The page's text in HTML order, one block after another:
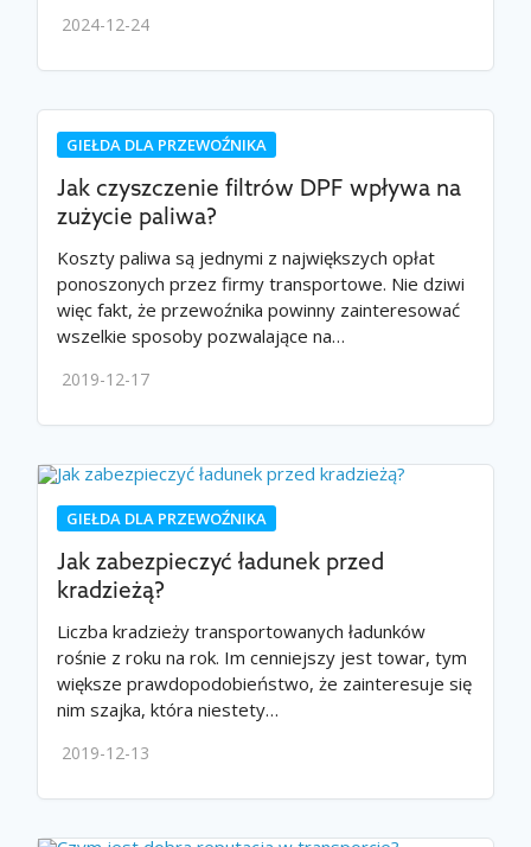
2024-12-24
GIEŁDA DLA PRZEWOŹNIKA
Jak czyszczenie filtrów DPF wpływa na
zużycie paliwa?
Koszty paliwa są jednymi z największych opłat
ponoszonych przez firmy transportowe. Nie dziwi
więc fakt, że przewoźnika powinny zainteresować
wszelkie sposoby pozwalające na…
2019-12-17
GIEŁDA DLA PRZEWOŹNIKA
Jak zabezpieczyć ładunek przed
kradzieżą?
Liczba kradzieży transportowanych ładunków
rośnie z roku na rok. Im cenniejszy jest towar, tym
większe prawdopodobieństwo, że zainteresuje się
nim szajka, która niestety…
2019-12-13